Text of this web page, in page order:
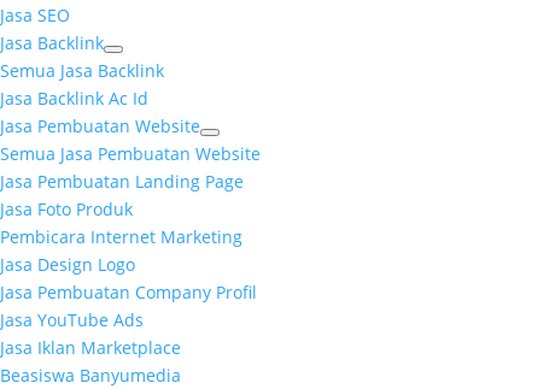
Jasa SEO
Jasa Backlink
Semua Jasa Backlink
Jasa Backlink Ac Id
Jasa Pembuatan Website
Semua Jasa Pembuatan Website
Jasa Pembuatan Landing Page
Jasa Foto Produk
Pembicara Internet Marketing
Jasa Design Logo
Jasa Pembuatan Company Profil
Jasa YouTube Ads
Jasa Iklan Marketplace
Beasiswa Banyumedia